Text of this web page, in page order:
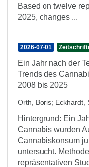
Based on twelve
2025, changes ...
2026-07-01
Ein Jahr nach der
Trends des
2008 bis 2025
Orth, Boris; Eckhardt,
Hintergrund: Ein
Cannabis wurden
Cannabiskonsum
untersucht.
repräsentativen